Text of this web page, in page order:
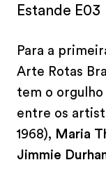
Estande E03
Para a
Arte Rotas
tem o
entre os
1968), Maria
Jimmie